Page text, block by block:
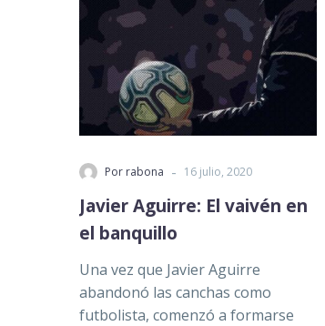
Por rabona - 16 julio, 2020
Javier Aguirre: El vaivén en
el banquillo
Una vez que Javier Aguirre
abandonó las canchas como
futbolista, comenzó a formarse